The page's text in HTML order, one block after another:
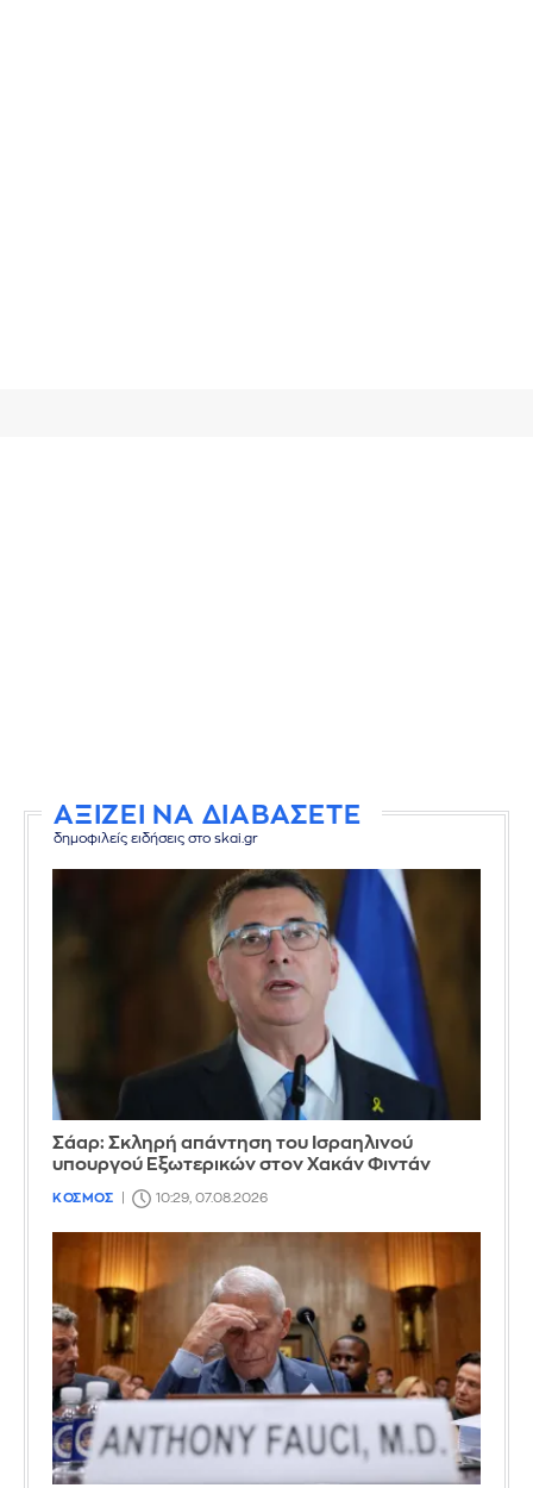
ΑΞΙΖΕΙ ΝΑ ΔΙΑΒΑΣΕΤΕ
δημοφιλείς ειδήσεις στο skai.gr
Σάαρ: Σκληρή απάντηση του Ισραηλινού
υπουργού Εξωτερικών στον Χακάν Φιντάν
ΚΟΣΜΟΣ 10:29, 07.08.2026